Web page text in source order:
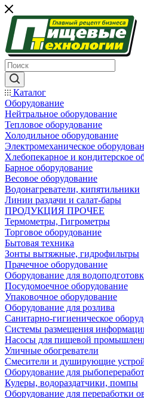
Каталог
Оборудование
Нейтральное оборудование
Тепловое оборудование
Холодильное оборудование
Электромеханическое
Хлебопекарное и кондитерское
Барное оборудование
Весовое оборудование
Водонагреватели, кипятильники
Линии раздачи и салат-бары
ПРОДУКЦИЯ ПРОЧЕЕ
Термометры, Гигрометры
Торговое оборудование
Бытовая техника
Зонты вытяжные, гидрофильтры
Прачечное оборудование
Оборудование для
Посудомоечное оборудование
Упаковочное оборудование
Оборудование для розлива
Санитарно-гигиеническое
Системы размещения
Насосы для пищевой
Уличные обогреватели
Смесители и душирующие
Оборудование для
Кулеры, водораздатчики, помпы
Оборудование для переработки